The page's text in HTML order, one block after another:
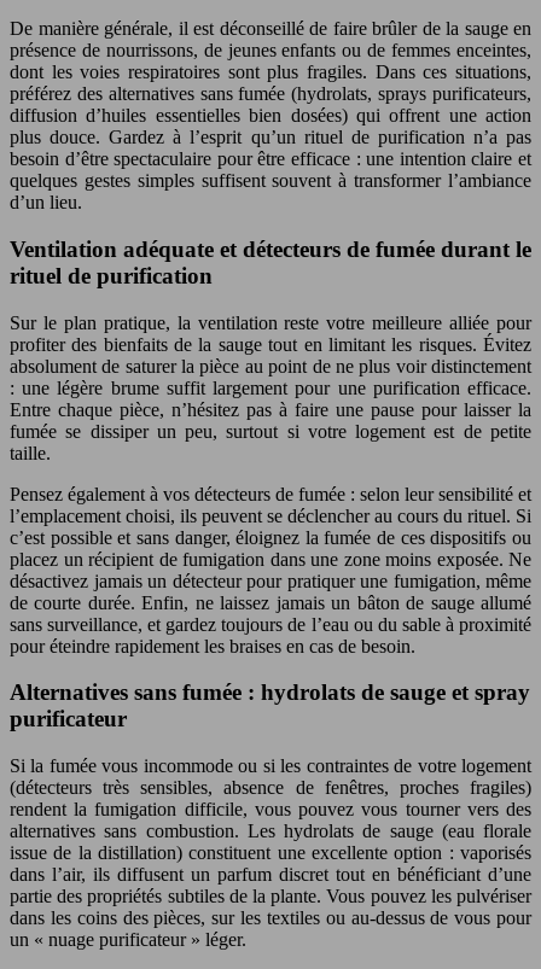
De manière générale, il est déconseillé de faire brûler de la sauge en
présence de nourrissons, de jeunes enfants ou de femmes enceintes,
dont les voies respiratoires sont plus fragiles. Dans ces situations,
préférez des alternatives sans fumée (hydrolats, sprays purificateurs,
diffusion d’huiles essentielles bien dosées) qui offrent une action
plus douce. Gardez à l’esprit qu’un rituel de purification n’a pas
besoin d’être spectaculaire pour être efficace : une intention claire et
quelques gestes simples suffisent souvent à transformer l’ambiance
d’un lieu.
Ventilation adéquate et détecteurs de fumée durant le
rituel de purification
Sur le plan pratique, la ventilation reste votre meilleure alliée pour
profiter des bienfaits de la sauge tout en limitant les risques. Évitez
absolument de saturer la pièce au point de ne plus voir distinctement
: une légère brume suffit largement pour une purification efficace.
Entre chaque pièce, n’hésitez pas à faire une pause pour laisser la
fumée se dissiper un peu, surtout si votre logement est de petite
taille.
Pensez également à vos détecteurs de fumée : selon leur sensibilité et
l’emplacement choisi, ils peuvent se déclencher au cours du rituel. Si
c’est possible et sans danger, éloignez la fumée de ces dispositifs ou
placez un récipient de fumigation dans une zone moins exposée. Ne
désactivez jamais un détecteur pour pratiquer une fumigation, même
de courte durée. Enfin, ne laissez jamais un bâton de sauge allumé
sans surveillance, et gardez toujours de l’eau ou du sable à proximité
pour éteindre rapidement les braises en cas de besoin.
Alternatives sans fumée : hydrolats de sauge et spray
purificateur
Si la fumée vous incommode ou si les contraintes de votre logement
(détecteurs très sensibles, absence de fenêtres, proches fragiles)
rendent la fumigation difficile, vous pouvez vous tourner vers des
alternatives sans combustion. Les hydrolats de sauge (eau florale
issue de la distillation) constituent une excellente option : vaporisés
dans l’air, ils diffusent un parfum discret tout en bénéficiant d’une
partie des propriétés subtiles de la plante. Vous pouvez les pulvériser
dans les coins des pièces, sur les textiles ou au-dessus de vous pour
un « nuage purificateur » léger.